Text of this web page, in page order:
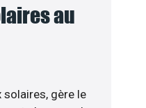
au
solaires, gère le